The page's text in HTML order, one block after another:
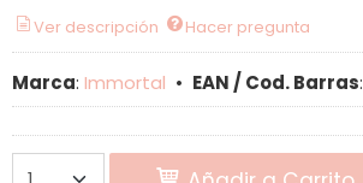
Ver descripción Hacer pregunta
Marca: Immortal • EAN / Cod. Barras: